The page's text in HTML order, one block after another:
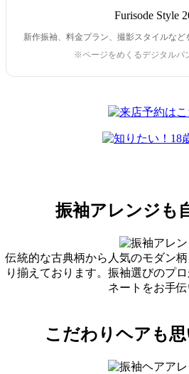
Furisode Style
新作振袖、料金プラン、撮影スタイルなど
※ページをめくるデジタルパ
振袖アレンジも
伝統的な古典柄から人気のモダン
り揃えております。振袖選びのプ
ネートをお手伝
こだわりヘアも思